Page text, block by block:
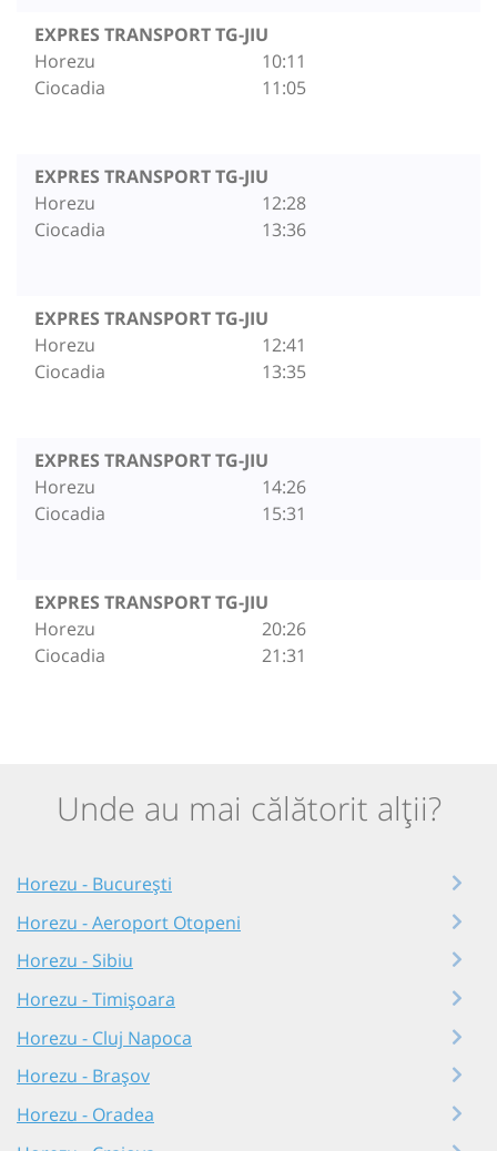
EXPRES TRANSPORT TG-JIU
Horezu
Ciocadia
10:11
11:05
EXPRES TRANSPORT TG-JIU
Horezu
Ciocadia
12:28
13:36
EXPRES TRANSPORT TG-JIU
Horezu
Ciocadia
12:41
13:35
EXPRES TRANSPORT TG-JIU
Horezu
Ciocadia
14:26
15:31
EXPRES TRANSPORT TG-JIU
Horezu
Ciocadia
20:26
21:31
Unde au mai călătorit alții?
Horezu - București
Horezu - Aeroport Otopeni
Horezu - Sibiu
Horezu - Timișoara
Horezu - Cluj Napoca
Horezu - Brașov
Horezu - Oradea